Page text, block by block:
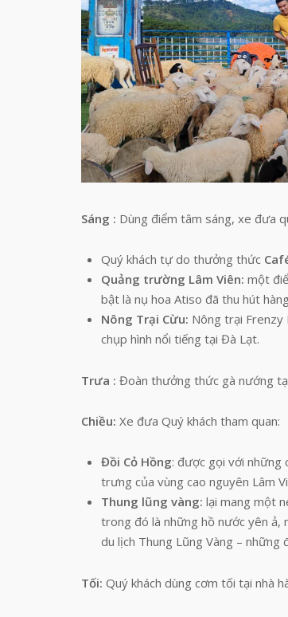
Sáng : Dùng điểm tâm sáng, xe đưa
Quý khách tự do thưởng thức
Quảng trường Lâm Viên: một
bật là nụ hoa Atiso đã thu hút
Nông Trại Cừu: Nông trại Frenzy
chụp hình nổi tiếng tại Đà Lạt.
Trưa : Đoàn thưởng thức gà nướng
Chiều: Xe đưa Quý khách tham quan:
Đồi Cỏ Hồng: được gọi với những
trưng của vùng cao nguyên Lâm
Thung lũng vàng: lại mang một
trong đó là những hồ nước yên ả,
du lịch Thung Lũng Vàng – những
Tối: Quý khách dùng cơm tối tại nhà